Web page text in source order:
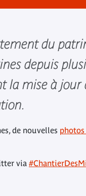
du
depuis
la mise à jour
de nouvelles photos
via